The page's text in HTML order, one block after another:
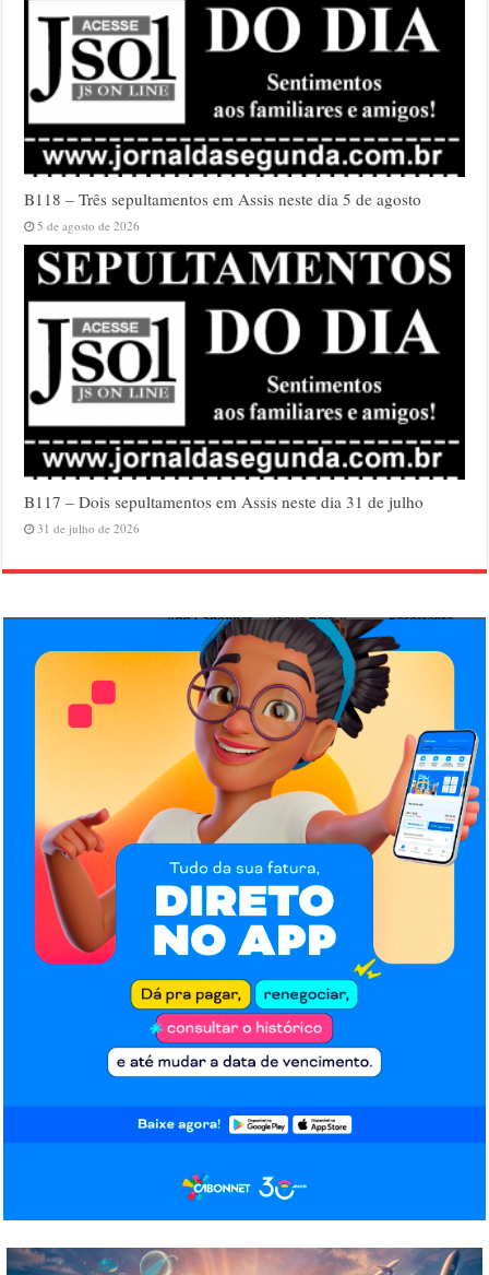
B118 – Três sepultamentos em Assis neste dia 5 de agosto
5 de agosto de 2026
B117 – Dois sepultamentos em Assis neste dia 31 de julho
31 de julho de 2026